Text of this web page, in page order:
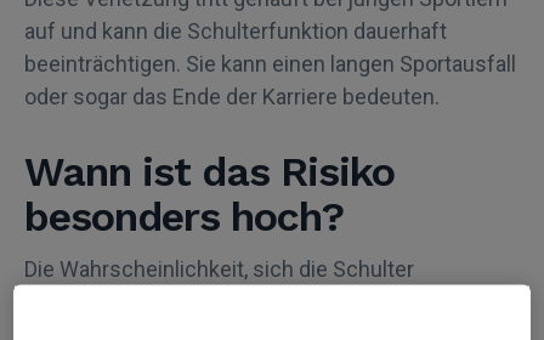
auf und kann die Schulterfunktion dauerhaft
beeinträchtigen. Sie kann einen langen Sportausfall
oder sogar das Ende der Karriere bedeuten.
Wann ist das Risiko
besonders hoch?
Die Wahrscheinlichkeit, sich die Schulter